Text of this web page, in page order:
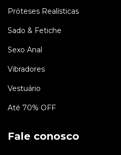
Próteses Realísticas
Sado & Fetiche
Sexo Anal
Vibradores
Vestuário
Até 70% OFF
Fale conosco